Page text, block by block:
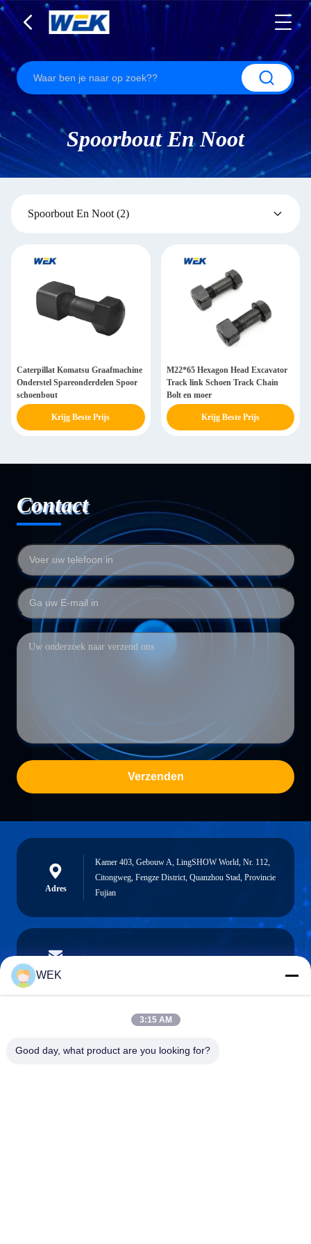
Spoorbout En Noot
Spoorbout En Noot (2)
Caterpillat Komatsu Graafmachine
Onderstel Spareonderdelen Spoor
schoenbout
Krijg Beste Prijs
M22*65 Hexagon Head Excavator
Track link Schoen Track Chain
Bolt en moer
Krijg Beste Prijs
Contact
Verzenden
Adres
Kamer 403, Gebouw A, LingSHOW World, Nr. 112,
Citongweg, Fengze District, Quanzhou Stad, Provincie
Fujian
E-mail
Telefoon
WEK
3:15 AM
Good day, what product are you looking for?